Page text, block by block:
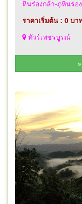
หินร่องกล้า-ภูหินร่อ
ราคาเริ่มต้น : 0 บา
ทัวร์เพชรบูรณ์